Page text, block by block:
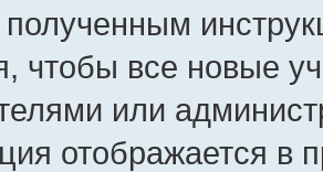
полученным
чтобы все новые
или
отображается в